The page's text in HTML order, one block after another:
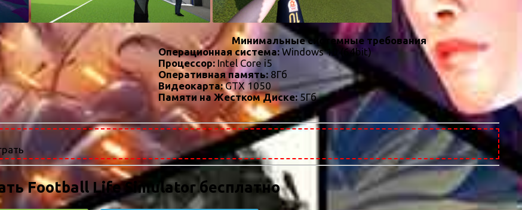
Минимальные системные требования
Операционная система: Windows 10 (64bit)
Процессор: Intel Core i5
Оперативная память: 8Гб
Видеокарта:GTX 1050
Памяти на Жестком Диске: 5Гб
Football Life Simulator бесплатно